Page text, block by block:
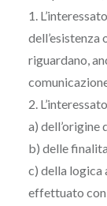
1.
dell’esistenza
riguardano,
2.
a) dell’origine
b) delle
c) della logica
effettuato con